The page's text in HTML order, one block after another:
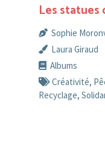
Les statues
Sophie
Laura Giraud
Albums
Créativité,
Recyclage,